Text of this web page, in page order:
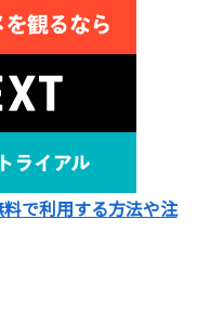
で利用する方法や注